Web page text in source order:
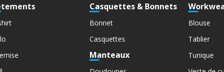
Casquettes & Bonnets
Bonnet
Casquettes
Manteaux
Blouse
Tablier
Tunique